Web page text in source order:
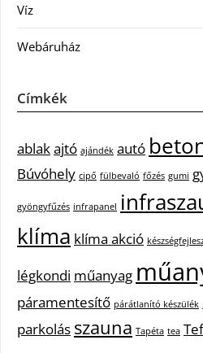
Víz
Webáruház
Címkék
ablakajtó ajándék autó
Búvóhely cipő fülbevaló főzés gumi
gyöngyfűzés infrapanel
klíma klíma akció
légkondi műanyag
páramentesítő párátlanító készülék
parkolás szauna Tapéta tea